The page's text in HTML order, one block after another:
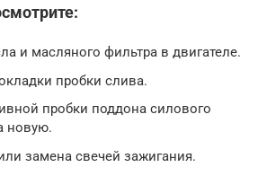
и масляного фильтра в двигателе.
пробки слива.
пробки поддона силового
новую.
замена свечей зажигания.